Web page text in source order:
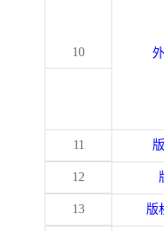
10
11
12
13 版